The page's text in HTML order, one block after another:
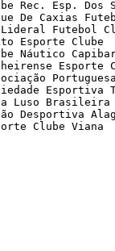
Rec. Esp. Dos
De Caxias
Esporte
Náutico
Luso
Desportiva
Clube